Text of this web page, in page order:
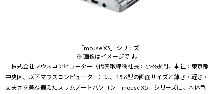
「mouse X5」シリーズ
※ 画像はイメージです。
株式会社マウスコンピューター（代表取締役社長：小松永門、本社：東京都
中央区、以下マウスコンピューター）は、15.6型の画面サイズと薄さ・軽さ・
丈夫さを兼ね備えたスリムノートパソコン「mouse X5」シリーズに、本体色